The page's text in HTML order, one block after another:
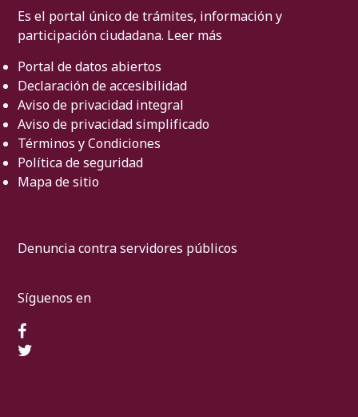
Es el portal único de trámites, información y
participación ciudadana. Leer más
Portal de datos abiertos
Declaración de accesibilidad
Aviso de privacidad integral
Aviso de privacidad simplificado
Términos y Condiciones
Política de seguridad
Mapa de sitio
Denuncia contra servidores públicos
Síguenos en